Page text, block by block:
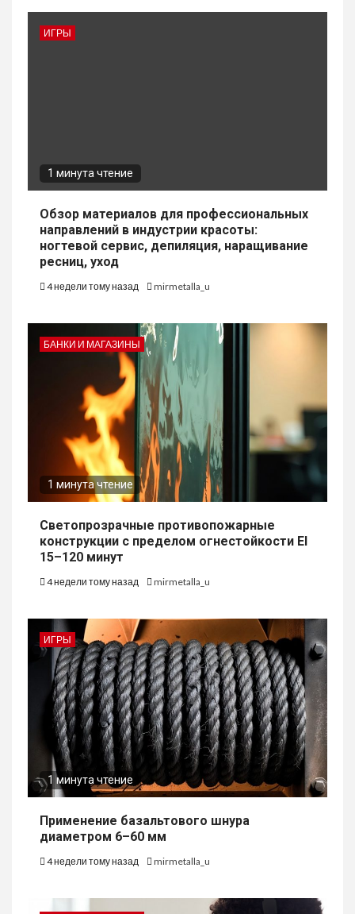
ИГРЫ
1 минута чтение
Обзор материалов для профессиональных
направлений в индустрии красоты:
ногтевой сервис, депиляция, наращивание
ресниц, уход
4 недели тому назад mirmetalla_u
БАНКИ И МАГАЗИНЫ
1 минута чтение
Светопрозрачные противопожарные
конструкции с пределом огнестойкости EI
15–120 минут
4 недели тому назад mirmetalla_u
ИГРЫ
1 минута чтение
Применение базальтового шнура
диаметром 6–60 мм
4 недели тому назад mirmetalla_u